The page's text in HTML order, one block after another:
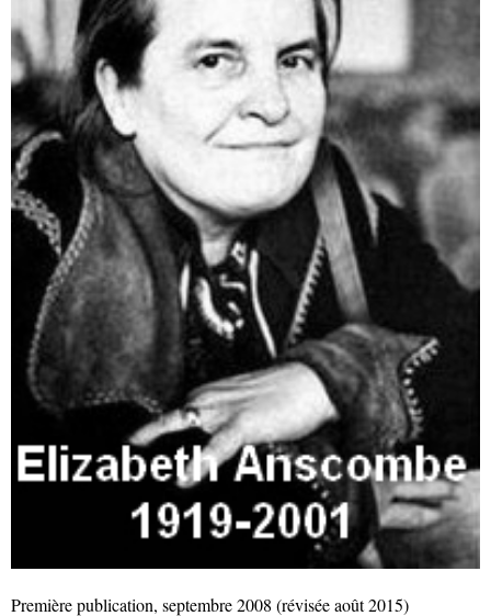
Première publication, septembre 2008 (révisée août 2015)